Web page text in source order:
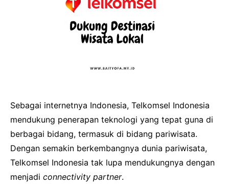
Sebagai internetnya Indonesia, Telkomsel Indonesia
mendukung penerapan teknologi yang tepat guna di
berbagai bidang, termasuk di bidang pariwisata.
Dengan semakin berkembangnya dunia pariwisata,
Telkomsel Indonesia tak lupa mendukungnya dengan
menjadi connectivity partner.